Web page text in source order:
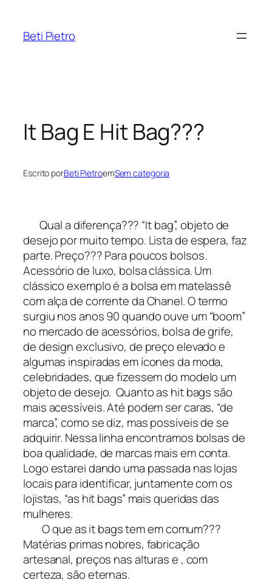
Beti Pietro
It Bag E Hit Bag???
Escrito porBeti PietroemSem categoria
Qual a diferença??? “It bag”, objeto de
desejo por muito tempo. Lista de espera, faz
parte. Preço??? Para poucos bolsos.
Acessório de luxo, bolsa clássica. Um
clássico exemplo é a bolsa em matelassê
com alça de corrente da Chanel. O termo
surgiu nos anos 90 quando ouve um “boom”
no mercado de acessórios, bolsa de grife,
de design exclusivo, de preço elevado e
algumas inspiradas em ícones da moda,
celebridades, que fizessem do modelo um
objeto de desejo. Quanto as hit bags são
mais acessíveis. Até podem ser caras, “de
marca”, como se diz, mas possíveis de se
adquirir. Nessa linha encontramos bolsas de
boa qualidade, de marcas mais em conta.
Logo estarei dando uma passada nas lojas
locais para identificar, juntamente com os
lojistas, “as hit bags” mais queridas das
mulheres.
O que as it bags tem em comum???
Matérias primas nobres, fabricação
artesanal, preços nas alturas e , com
certeza, são eternas.